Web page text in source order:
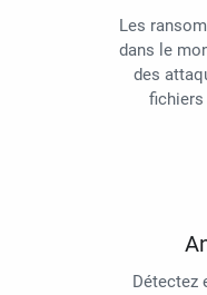
Les
dans le
des
fichiers
Détectez